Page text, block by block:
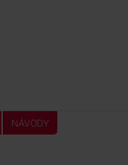
NÁVODY